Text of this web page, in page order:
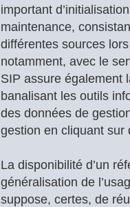
important
maintenance,
différentes sources
notamment, avec le
SIP assure également
banalisant les outils
des données de
gestion en cliquant sur
La disponibilité d’un
généralisation de
suppose, certes, de